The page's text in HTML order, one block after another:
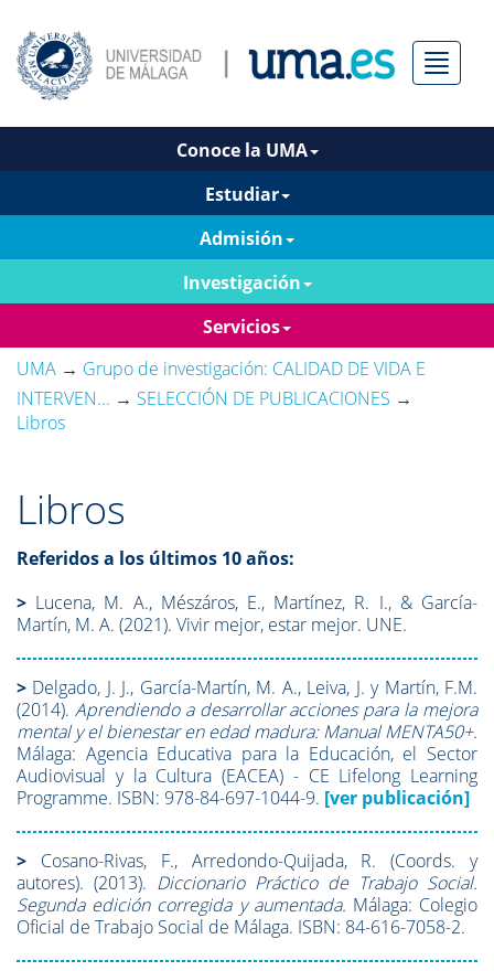
Menú
Conoce la UMA
Estudiar
Admisión
Investigación
Servicios
UMA → Grupo de investigación: CALIDAD DE VIDA E
INTERVEN... → SELECCIÓN DE PUBLICACIONES →
Libros
Libros
Referidos a los últimos 10 años:
> Lucena, M. A., Mészáros, E., Martínez, R. I., & García-
Martín, M. A. (2021). Vivir mejor, estar mejor. UNE.
> Delgado, J. J., García-Martín, M. A., Leiva, J. y Martín, F.M.
(2014). Aprendiendo a desarrollar acciones para la mejora
mental y el bienestar en edad madura: Manual MENTA50+.
Málaga: Agencia Educativa para la Educación, el Sector
Audiovisual y la Cultura (EACEA) - CE Lifelong Learning
Programme. ISBN: 978-84-697-1044-9. [ver publicación]
> Cosano-Rivas, F., Arredondo-Quijada, R. (Coords. y
autores). (2013). Diccionario Práctico de Trabajo Social.
Segunda edición corregida y aumentada. Málaga: Colegio
Oficial de Trabajo Social de Málaga. ISBN: 84-616-7058-2.